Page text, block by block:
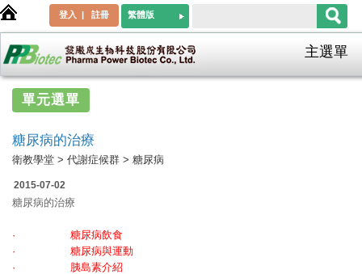
登入 | 註冊 繁體版
主選單
單元選單
鈣質與健康
澱粉
癌症
口腔癌
鼻咽癌
糖尿病的治療
衛教學堂 > 代謝症候群 > 糖尿病
2015-07-02
糖尿病的治療
· 糖尿病飲食
· 糖尿病與運動
· 胰島素介紹